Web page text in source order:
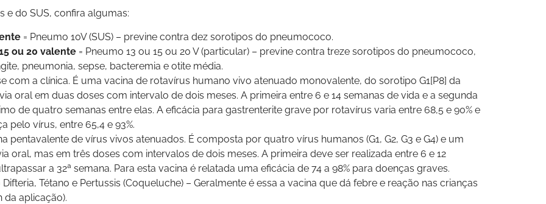
e do SUS, confira algumas:
= Pneumo 10V (SUS) – previne contra dez sorotipos do pneumococo.
ou 20 valente = Pneumo 13 ou 15 ou 20 V (particular) – previne contra treze sorotipos do pneumococo,
pneumonia, sepse, bacteremia e otite média.
com a clínica. É uma vacina de rotavírus humano vivo atenuado monovalente, do sorotipo G1[P8] da
oral em duas doses com intervalo de dois meses. A primeira entre 6 e 14 semanas de vida e a segunda
de quatro semanas entre elas. A eficácia para gastrenterite grave por rotavírus varia entre 68,5 e 90% e
pelo vírus, entre 65,4 e 93%.
pentavalente de vírus vivos atenuados. É composta por quatro vírus humanos (G1, G2, G3 e G4) e um
oral, mas em três doses com intervalos de dois meses. A primeira deve ser realizada entre 6 e 12
a 32ª semana. Para esta vacina é relatada uma eficácia de 74 a 98% para doenças graves.
Difteria, Tétano e Pertussis (Coqueluche) – Geralmente é essa a vacina que dá febre e reação nas crianças
da aplicação).